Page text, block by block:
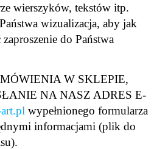
wierszyków, tekstów itp.
wizualizacja, aby jak
do Państwa
W SKLEPIE,
NA NASZ ADRES E-
wypełnionego formularza
informacjami (plik do